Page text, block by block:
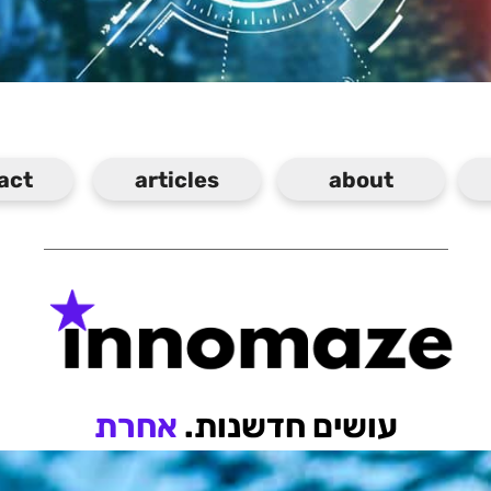
about
articles
עושים חדשנות. אחרת